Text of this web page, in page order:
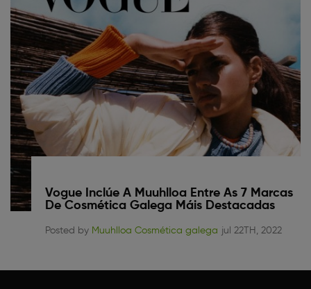
Vogue Inclúe A Muuhlloa Entre As 7 Marcas
De Cosmética Galega Máis Destacadas
Posted by Muuhlloa Cosmética galega jul 22TH, 2022